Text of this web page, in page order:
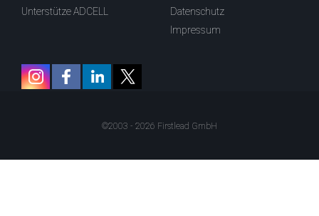
Unterstütze ADCELL
Datenschutz
Impressum
©2003 - 2026 Firstlead GmbH